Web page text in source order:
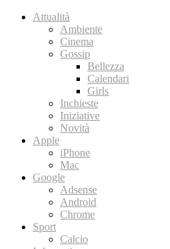
Attualità
Ambiente
Cinema
Gossip
Bellezza
Calendari
Girls
Inchieste
Iniziative
Novità
Apple
iPhone
Mac
Google
Adsense
Android
Chrome
Sport
Calcio